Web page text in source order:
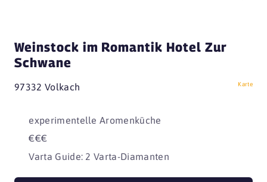
Weinstock im Romantik Hotel Zur
Schwane
97332 Volkach Karte
experimentelle Aromenküche
€€€
Varta Guide: 2 Varta-Diamanten